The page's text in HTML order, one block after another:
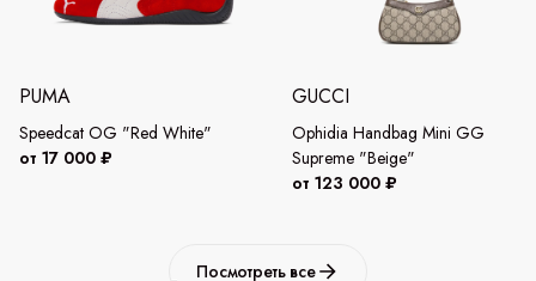
PUMA
Speedcat OG "Red White"
от 17 000 ₽
GUCCI
Ophidia Handbag Mini GG
Supreme "Beige"
от 123 000 ₽
Посмотреть все